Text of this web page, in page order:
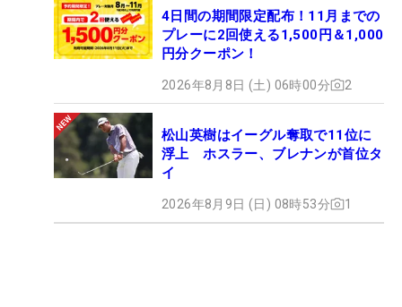
4日間の期間限定配布！11月までの
プレーに2回使える1,500円＆1,000
円分クーポン！
2026年8月8日 (土) 06時00分 2
松山英樹はイーグル奪取で11位に
浮上 ホスラー、ブレナンが首位タ
イ
2026年8月9日 (日) 08時53分 1